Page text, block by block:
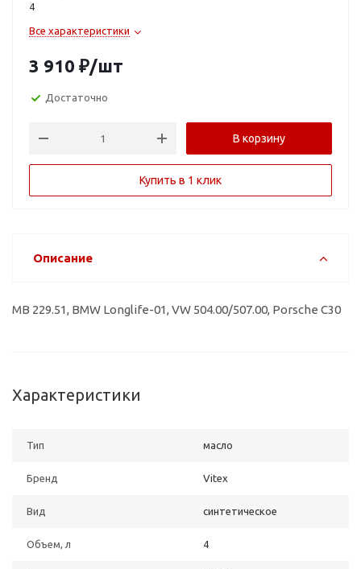
4
Все характеристики
3 910 ₽/шт
Достаточно
В корзину
Купить в 1 клик
Описание
MB 229.51, BMW Longlife-01, VW 504.00/507.00, Porsche C30
Характеристики
Тип масло
Бренд Vitex
Вид синтетическое
Объем, л 4